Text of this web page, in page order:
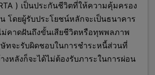
) เป็นประกันชีวิตที่ให้ความคุ้มครอง
โดยผู้รับประโยชน์หลักจะเป็นธนาคาร
ม่คาดฝันถึงขั้นเสียชีวิตหรือทุพพลภาพ
ษัทจะรับผิดชอบในการชำระหนี้ส่วนที่
งหลังก็จะได้ไม่ต้องรับภาระในการผ่อน